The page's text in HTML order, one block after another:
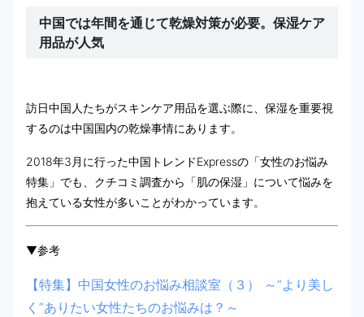
中国では年間を通じて乾燥対策が必要。保湿ケア
用品が人気
訪日中国人たちがスキンケア用品を選ぶ際に、保湿を重要視
するのは中国国内の乾燥事情にあります。
2018年3月に行った中国トレンドExpressの「女性のお悩み
特集」でも、クチコミ調査から「肌の保湿」について悩みを
抱えている女性が多いことがわかっています。
▼参考
【特集】中国女性のお悩み相談室（３） ～“より美し
く”ありたい女性たちのお悩みは？～